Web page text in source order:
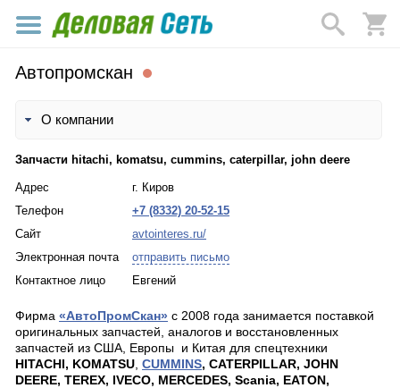
Автопромскан
О компании
Запчасти hitachi, komatsu, cummins, caterpillar, john deere
Адрес
г. Киров
Телефон
+7 (8332) 20-52-15
Сайт
avtointeres.ru/
Электронная почта
отправить письмо
Контактное лицо
Евгений
Фирма «АвтоПромСкан» с 2008 года занимается поставкой
оригинальных запчастей, аналогов и восстановленных
запчастей из США, Европы и Китая для спецтехники
HITACHI, KOMATSU CUMMINS, CATERPILLAR, JOHN
DEERE, TEREX, IVECO, MERCEDES, Scania, EATON,